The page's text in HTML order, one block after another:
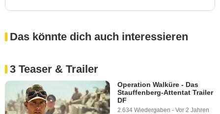
Das könnte dich auch interessieren
3 Teaser & Trailer
Operation Walküre - Das
Stauffenberg-Attentat Trailer
DF
2.634 Wiedergaben - Vor 2 Jahren